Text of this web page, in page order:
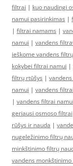
filtrai | kuo naudingi
namui pasirinkimas |
| filtrai namams |
namui | vandens
ieškome vandens
kokybei filtrai namui |
filtrų rtūšys |
namui | vandens
| vandens filtrai namui
geriausi osmoso filtrai
rūšys ir nauda |
nugeležinimo filtrų
minkštinimo filtrų
vandens